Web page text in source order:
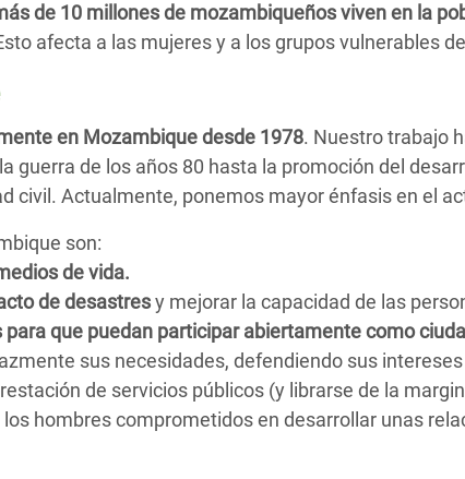
de 10 millones de mozambiqueños viven en la
afecta a las mujeres y a los grupos vulnerables
en Mozambique desde 1978. Nuestro trabajo
guerra de los años 80 hasta la promoción del
civil. Actualmente, ponemos mayor énfasis en el
son:
de vida.
de desastresy mejorar la capacidad de las
para que puedan participar abiertamente como
sus necesidades, defendiendo sus
de servicios públicos (y librarse de la
los hombres comprometidos en desarrollar unas